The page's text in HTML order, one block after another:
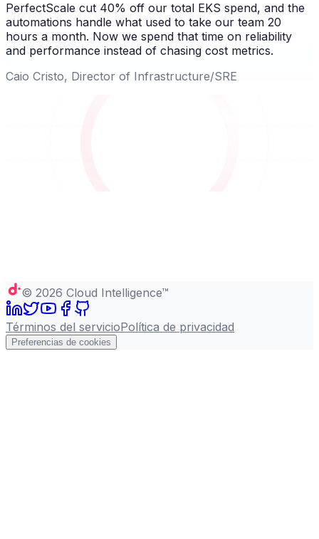
PerfectScale cut 40% off our total EKS spend, and the
automations handle what used to take our team 20
hours a month. Now we spend that time on reliability
and performance instead of chasing cost metrics.
Caio Cristo, Director of Infrastructure/SRE
© 2026 Cloud Intelligence™
Términos del servicioPolítica de privacidad
Preferencias de cookies